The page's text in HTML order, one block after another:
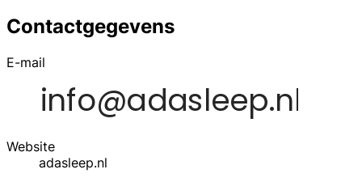
Contactgegevens
E-mail
Website
adasleep.nl